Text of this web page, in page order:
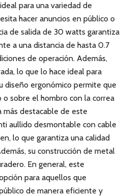
para una variedad de
hacer anuncios en público o
de salida de 30 watts garantiza
a una distancia de hasta 0.7
de operación. Además,
lo que lo hace ideal para
diseño ergonómico permite que
sobre el hombro con la correa
más destacable de este
aullido desmontable con cable
lo que garantiza una calidad
su construcción de metal
En general, este
para aquellos que
de manera eficiente y